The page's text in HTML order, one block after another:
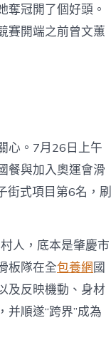
奪冠開了個好頭。
賽開端之前曾文蕙
心。7月26日上午
餐與加入奧運會滑
街式項目第6名，刷
人，底本是肇慶市
板隊在全包養網國
及反映機動、身材
，并順遂“跨界”成為